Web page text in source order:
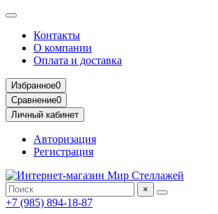
Контакты
О компании
Оплата и доставка
Избранное0
Сравнение0
Личный кабинет
Авторизация
Регистрация
×
+7 (985) 894-18-87